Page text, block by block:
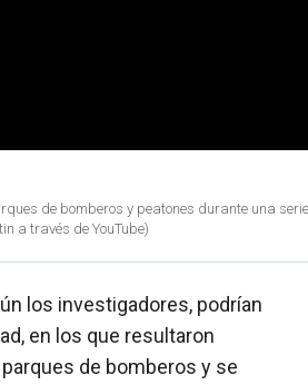
de bomberos y peatones durante una
a través de YouTube)
los investigadores, podrían
en los que resultaron
de bomberos y se